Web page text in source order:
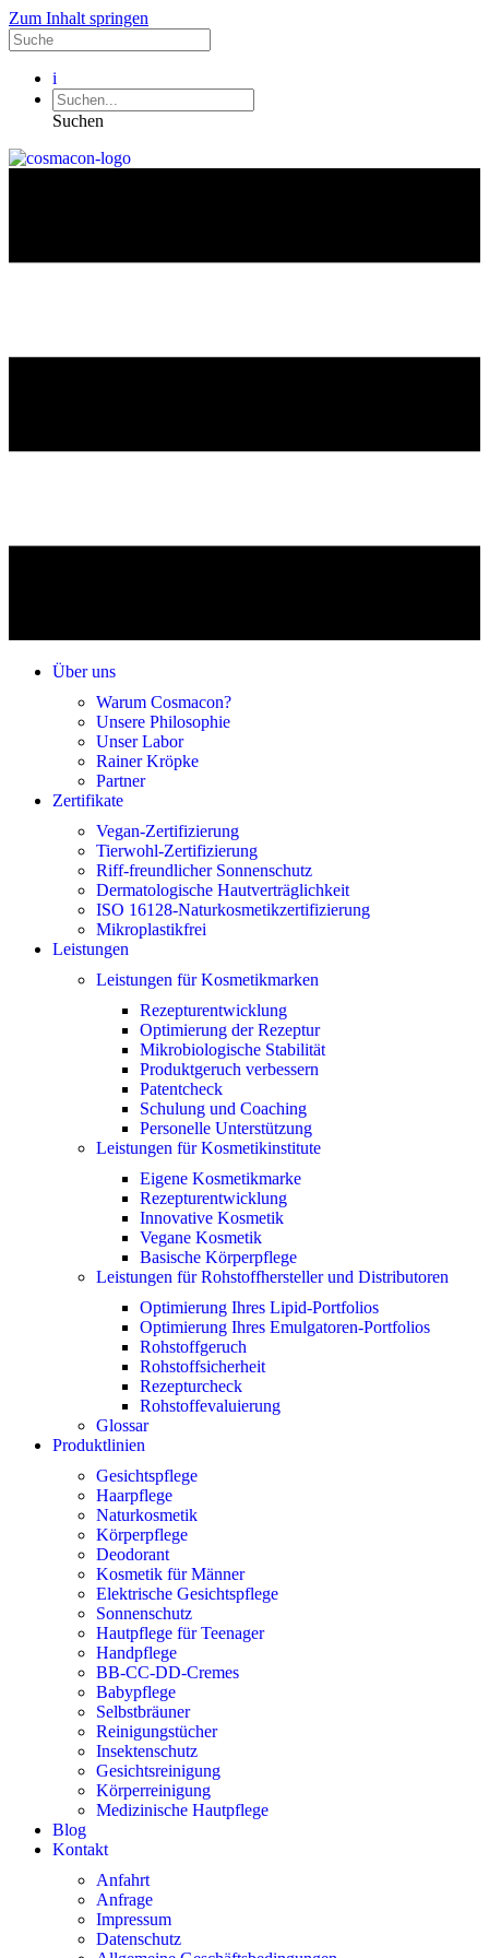
Zum Inhalt springen
i
Suchen
Über uns
Warum Cosmacon?
Unsere Philosophie
Unser Labor
Rainer Kröpke
Partner
Zertifikate
Vegan-Zertifizierung
Tierwohl-Zertifizierung
Riff-freundlicher Sonnenschutz
Dermatologische Hautverträglichkeit
ISO 16128-Naturkosmetikzertifizierung
Mikroplastikfrei
Leistungen
Leistungen für Kosmetikmarken
Rezepturentwicklung
Optimierung der Rezeptur
Mikrobiologische Stabilität
Produktgeruch verbessern
Patentcheck
Schulung und Coaching
Personelle Unterstützung
Leistungen für Kosmetikinstitute
Eigene Kosmetikmarke
Rezepturentwicklung
Innovative Kosmetik
Vegane Kosmetik
Basische Körperpflege
Leistungen für Rohstoffhersteller und Distributoren
Optimierung Ihres Lipid-Portfolios
Optimierung Ihres Emulgatoren-Portfolios
Rohstoffgeruch
Rohstoffsicherheit
Rezepturcheck
Rohstoffevaluierung
Glossar
Produktlinien
Gesichtspflege
Haarpflege
Naturkosmetik
Körperpflege
Deodorant
Kosmetik für Männer
Elektrische Gesichtspflege
Sonnenschutz
Hautpflege für Teenager
Handpflege
BB-CC-DD-Cremes
Babypflege
Selbstbräuner
Reinigungstücher
Insektenschutz
Gesichtsreinigung
Körperreinigung
Medizinische Hautpflege
Blog
Kontakt
Anfahrt
Anfrage
Impressum
Datenschutz